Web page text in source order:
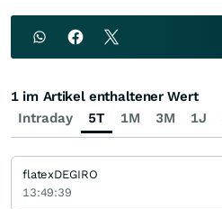
Intraday 5T 1M 3M 1J
1 im Artikel enthaltener Wert
flatexDEGIRO
13:49:39